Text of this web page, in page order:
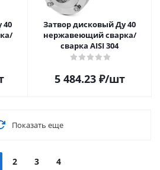
40
Затвор дисковый Ду 40
нержавеющий сварка/
сварка AISI 304
5 484.23₽/шт
Показать еще
2 3 4